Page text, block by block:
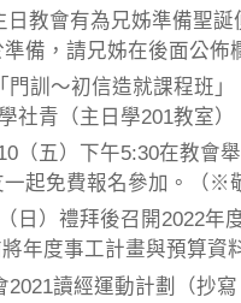
日教會有為兄姊準備聖
備，請兄姊在後面公佈
門訓～初信造就課程班
社青（主日學201教室
（五）下午5:30在教會
一起免費報名參加。（※
日）禮拜後召開2022年
年度事工計畫與預算資
2021讀經運動計劃（抄